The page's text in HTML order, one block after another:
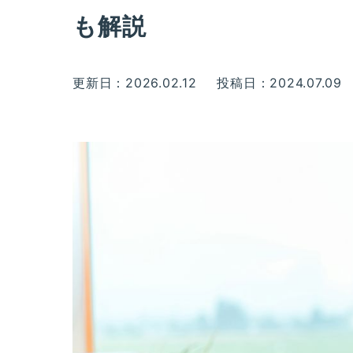
も解説
更新日：2026.02.12 投稿日：2024.07.09